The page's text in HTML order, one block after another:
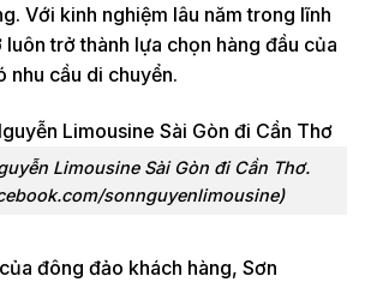
Với kinh nghiệm lâu năm trong lĩnh
trở thành lựa chọn hàng đầu của
nhu cầu di chuyển.
Limousine Sài Gòn đi Cần Thơ.
sonnguyenlimousine)
đông đảo khách hàng, Sơn